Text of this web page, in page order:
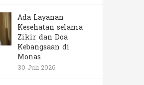
Ada Layanan
Kesehatan selama
Zikir dan Doa
Kebangsaan di
Monas
30 Juli 2026